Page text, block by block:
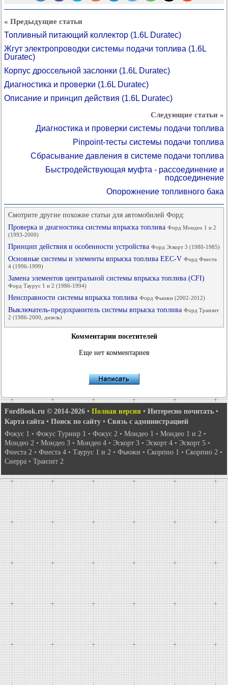
« Предыдущие статьи
Топливный питающий коллектор (1.6L Duratec)
Жгут электропроводки системы подачи топлива (1.6L
Duratec)
Корпус дроссельной заслонки (1.6L Duratec)
Диагностика и проверки (1.6L Duratec)
Описание и принцип действия (1.6L Duratec)
Следующие статьи »
Диагностика и проверки системы подачи топлива
Pinpoint-тесты системы подачи топлива
Сбрасывание давления в системе подачи топлива
Быстродействующая муфта - рассоединение и
подсоединение
Опорожнение топливного бака
Смотрите другие похожие статьи для автомобилей Форд:
Проверка и диагностика системы впрыска топлива Форд Мондео 1 и 2
(1993-2000)
Принцип действия и особенности устройства Форд Эскорт 3 (1980-1985)
Основные системы и элементы впрыска топлива EEC-V Форд Фиеста
4 (1996-1999)
Замена элементов центральной системы впрыска топлива (CFI)
Форд Таурус 1 и 2 (1986-1994)
Неисправности системы впрыска топлива Форд Фьюжн (2002-2012)
Выключатель-предохранитель системы впрыска топлива Форд Транзит
2 (1986-2000, дизель)
Комментарии посетителей
Еще нет комментариев
FordBook.ru © 2014-2026 • Полная версия • Интересно почитать •
Карта сайта • Поиск по сайту • Связь с администрацией
Фокус 1 • Фокус Турнир 1 • Фокус 2 • Мондео 1 • Мондео 1 и 2 •
Мондео 2 • Мондео 3 • Мондео 4 • Эскорт 3 • Эскорт 4 • Эскорт 5 •
Фиеста 2 • Фиеста 4 • Таурус 1 и 2 • Фьюжн • Скорпио 1 • Скорпио 2 •
Сиерра • Транзит 2